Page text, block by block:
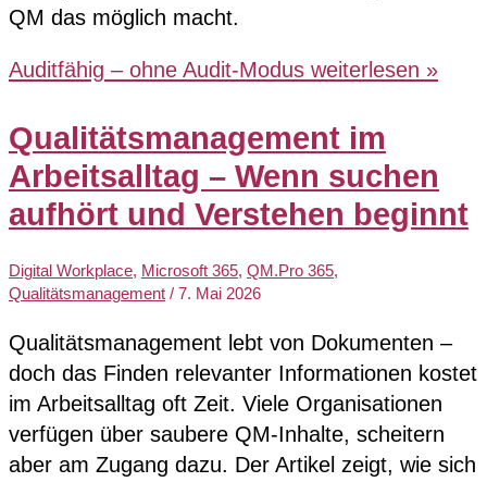
QM das möglich macht.
Auditfähig – ohne Audit-Modus weiterlesen »
Qualitätsmanagement im
Arbeitsalltag – Wenn suchen
aufhört und Verstehen beginnt
Digital Workplace, Microsoft 365, QM.Pro 365,
Qualitätsmanagement / 7. Mai 2026
Qualitätsmanagement lebt von Dokumenten –
doch das Finden relevanter Informationen kostet
im Arbeitsalltag oft Zeit. Viele Organisationen
verfügen über saubere QM‑Inhalte, scheitern
aber am Zugang dazu. Der Artikel zeigt, wie sich